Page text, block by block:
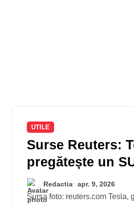
UTILE
Surse Reuters:
pregătește un
compact
a concura pe
Redactia apr. 9, 2026
Sursa foto: reuters.com Tesla, gigantul